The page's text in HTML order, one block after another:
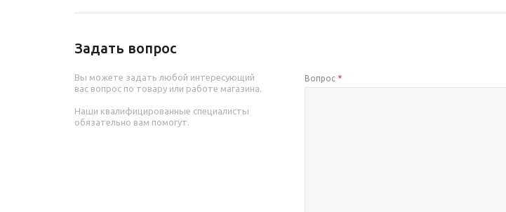
Задать вопрос
Вы можете задать любой интересующий
вас вопрос по товару или работе магазина.
Наши квалифицированные специалисты
обязательно вам помогут.
Вопрос *